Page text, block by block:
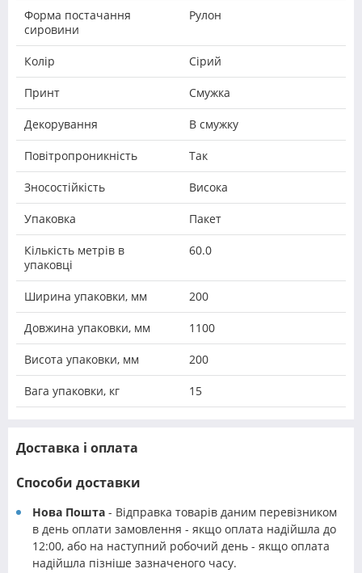
Форма постачання
сировини
Рулон
Колір Сірий
Принт Смужка
Декорування В смужку
Повітропроникність Так
Зносостійкість Висока
Упаковка Пакет
Кількість метрів в
упаковці
60.0
Ширина упаковки, мм 200
Довжина упаковки, мм 1100
Висота упаковки, мм 200
Вага упаковки, кг 15
Доставка і оплата
Способи доставки
Нова Пошта - Відправка товарів даним перевізником
в день оплати замовлення - якщо оплата надійшла до
12:00, або на наступний робочий день - якщо оплата
надійшла пізніше зазначеного часу.